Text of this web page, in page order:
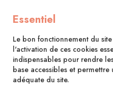
CATÉGORIES
Essentiel
Le bon fonctionnement du
l'activation de ces cookies
indispensables pour rendre
base accessibles et permettre
adéquate du site.